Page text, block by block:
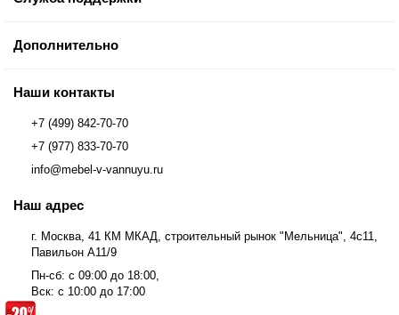
Дополнительно
Наши контакты
+7 (499) 842-70-70
+7 (977) 833-70-70
info@mebel-v-vannuyu.ru
Наш адрес
г. Москва, 41 КМ МКАД, строительный рынок "Мельница", 4с11,
Павильон А11/9
Пн-сб: с 09:00 до 18:00,
Вск: с 10:00 до 17:00